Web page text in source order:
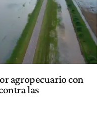
agropecuario con
las